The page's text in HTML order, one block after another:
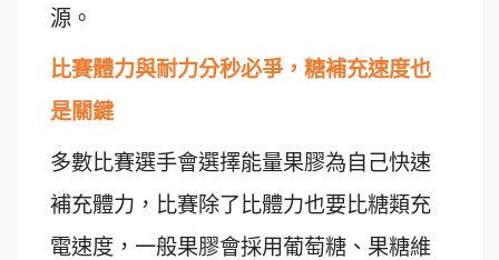
源。
比賽體力與耐力分秒必爭，糖補充速度也
是關鍵
多數比賽選手會選擇能量果膠為自己快速
補充體力，比賽除了比體力也要比糖類充
電速度，一般果膠會採用葡萄糖、果糖維